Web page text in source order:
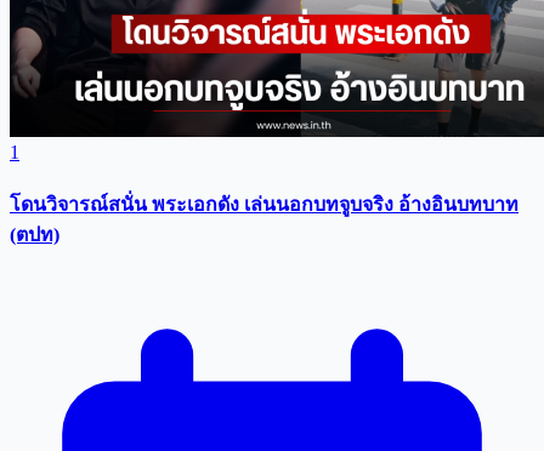
1
โดนวิจารณ์สนั่น พระเอกดัง เล่นนอกบทจูบจริง อ้างอินบทบาท
(ตปท)